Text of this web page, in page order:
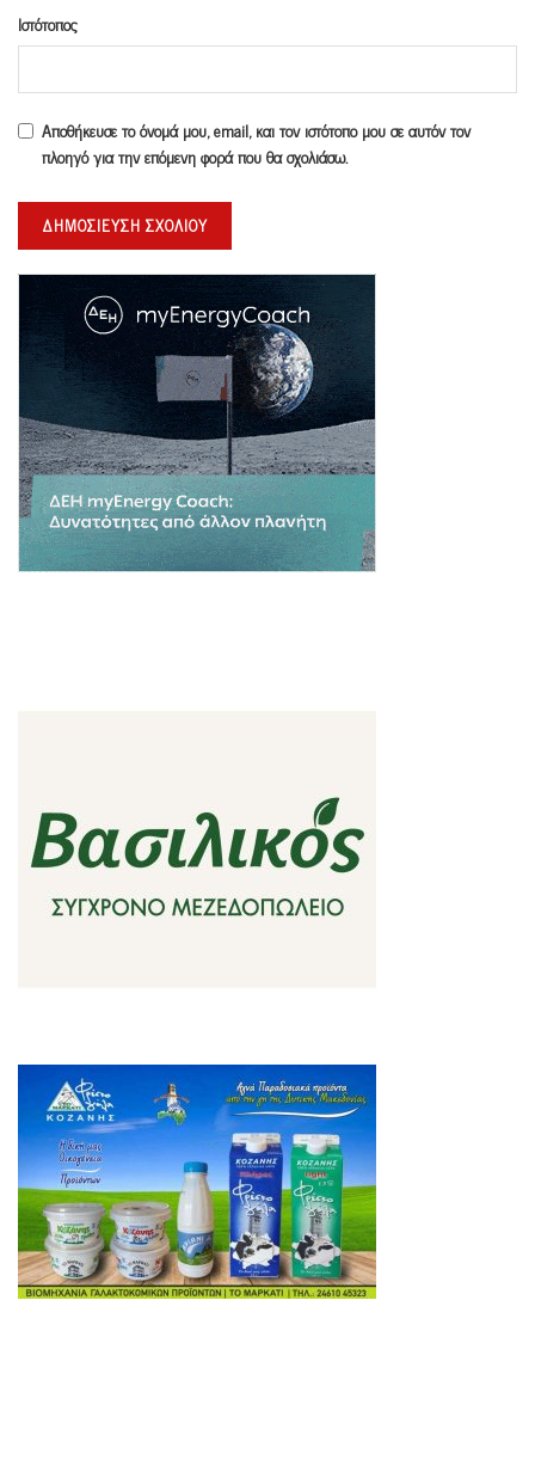
Ιστότοπος
Αποθήκευσε το όνομά μου, email, και τον ιστότοπο μου σε αυτόν τον
πλοηγό για την επόμενη φορά που θα σχολιάσω.